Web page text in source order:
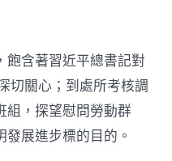
飽含著習近平總書記對
切關心；到處所考核調
組，探望慰問勞動群
展進步標的目的。